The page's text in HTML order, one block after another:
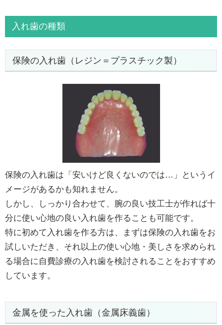
入れ歯の種類
保険の入れ歯（レジン＝プラスチック製）
保険の入れ歯は「安いけど良くないのでは…」というイ
メージがあるかも知れません。
しかし、しっかり合わせて、腕の良い技工士が作れば十
分に使い心地の良い入れ歯を作ることも可能です。
特に初めて入れ歯を作る方は、まずは保険の入れ歯をお
試しいただき、それ以上の使い心地・美しさを求められ
る場合に自費診療の入れ歯を検討されることをおすすめ
しています。
金属を使った入れ歯（金属床義歯）